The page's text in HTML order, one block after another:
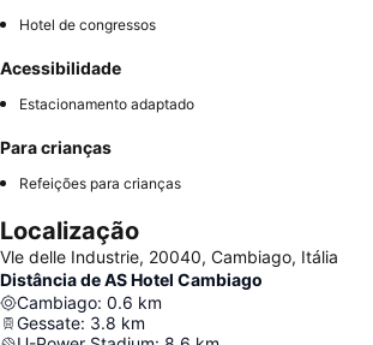
Hotel de congressos
Acessibilidade
Estacionamento adaptado
Para crianças
Refeições para crianças
Localização
Vle delle Industrie, 20040, Cambiago, Itália
Distância de AS Hotel Cambiago
Cambiago: 0.6 km
Gessate: 3.8 km